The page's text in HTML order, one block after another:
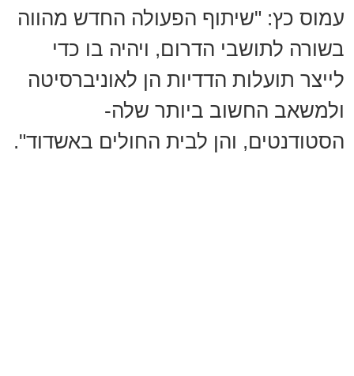
עמוס כץ: "שיתוף הפעולה החדש מהווה
בשורה לתושבי הדרום, ויהיה בו כדי
לייצר תועלות הדדיות הן לאוניברסיטה
ולמשאב החשוב ביותר שלה-
הסטודנטים, והן לבית החולים באשדוד".